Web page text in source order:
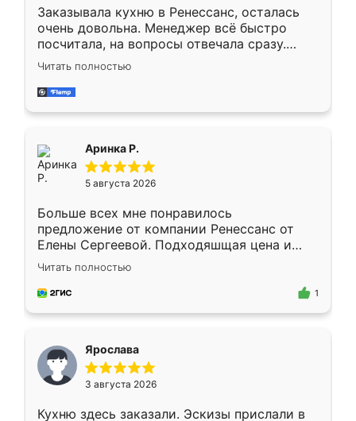
Заказывала кухню в Ренессанс, осталась
очень довольна. Менеджер всё быстро
посчитала, на вопросы отвечала сразу.
Замерщик приехал в субботу, подошёл к
делу со всей ответственностью. Собрали
за день, ребята работали аккуратно, даже
Читать полностью
Аринка Р.
5 августа 2026
Больше всех мне понравилось
предложение от компании Ренессанс от
Елены Сергеевой. Подходяшщая цена и
короткие сроки изготовления. Приехавший
для замера сотрудник Владислав
предложил по моему эскизу самый
Читать полностью
1
Ярослава
3 августа 2026
Кухню здесь заказали. Эскизы прислали в